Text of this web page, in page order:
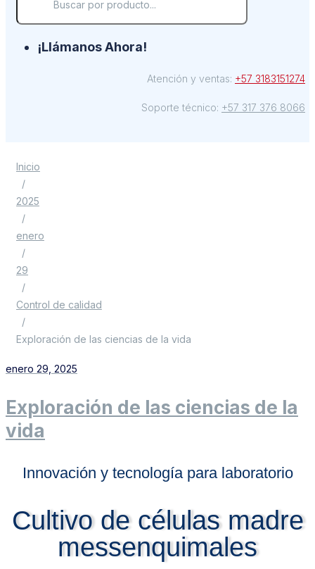
¡Llámanos Ahora!
Atención y ventas: +57 3183151274
Soporte técnico: +57 317 376 8066
Inicio
/
2025
/
enero
/
29
/
Control de calidad
/
Exploración de las ciencias de la vida
enero 29, 2025
Exploración de las ciencias de la
vida
Innovación y tecnología para laboratorio
Cultivo de células madre
messenquimales